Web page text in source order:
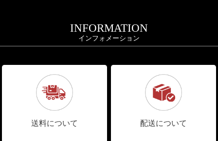
INFORMATION
インフォメーション
送料について 配送について